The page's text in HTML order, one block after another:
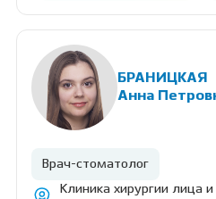
БРАНИЦКАЯ
Анна
Врач-стоматолог
Клиника хирургии лица